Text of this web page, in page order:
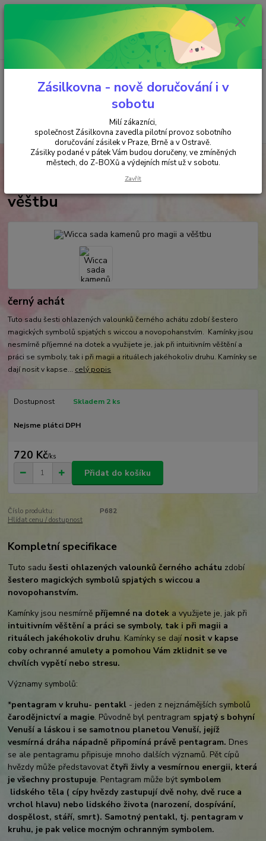
Minimální hodnota objednávky je 200 kč. Při nákupu nad 2000,- Kč je
požadována platba předem na účet.
Menu
+420 737 737 037
(Po-Pá, 9-18 hod.)
za
MAGIE Wicca sada kamenů pro magii a věštbu
Wicca sada kamenů pro magii a
věštbu
černý achát
Tuto sadu šesti ohlazených valounků černého achátu zdobí šestero
magických symbolů spjatých s wiccou a novopohanstvím. Kamínky jsou
nesmírně příjemné na dotek a využijete je, jak při intuitivním věštění a
práci se symboly, tak i při magii a rituálech jakéhokoliv druhu. Kamínky se
dají nosit v kapse... celý popis
Dostupnost Skladem 2 ks
Nejsme plátci DPH
720 Kč/ks
Přidat do košíku
Číslo produktu:
P682
Hlídat cenu / dostupnost
Kompletní specifikace
Tuto sadušesti ohlazených valounků černého achátu zdobí
šestero magických symbolů spjatých s wiccou a
novopohanstvím.
Kamínky jsou nesmírně příjemné na dotek a využijete je, jak při
intuitivním věštění a práci se symboly, tak i při magii a
rituálech jakéhokoliv druhu. Kamínky se dají nosit v kapse
coby ochranné amulety a pomohou Vám zklidnit se ve
chvílích vypětí nebo stresu.
Významy symbolů:
*pentagram v kruhu- pentakl - jeden z nejznámějších symbolů
čarodějnictví a magie. Původně byl pentragram spjatý s bohyní
Venuší a láskou i se samotnou planetou Venuší, jejíž
vesmírná dráha nápadně připomíná právě pentagram. Dnes
se ale pentagramu připisuje mnoho dalších významů. Pět cípů
hvězdy může představovatčtyři živly a vesmírnou energii, která
je všechny prostupuje. Pentagram může být symbolem
lidského těla ( cípy hvězdy zastupují dvě nohy, dvě ruce a
vrchol hlavu) nebo lidského života (narození, dospívání,
dospělost, stáří, smrt). Samotný pentakl, tj. pentagram v
kruhu, je pak velice mocným ochranným symbolem.
Zásilkovna - nově doručování i v
sobotu
Milí zákazníci,
společnost Zásilkovna zavedla pilotní provoz sobotního
doručování zásilek v Praze, Brně a v Ostravě.
Zásilky podané v pátek Vám budou doručeny, ve zmíněných
městech, do Z-BOXů a výdejních míst už v sobotu.
Zavřít